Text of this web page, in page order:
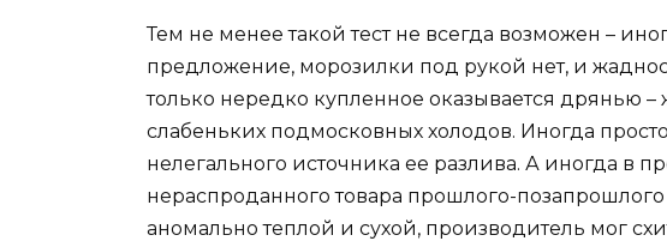
Тем не менее такой тест не всегда возможен –
предложение, морозилки под рукой нет, и
только нередко купленное оказывается дрянью
слабеньких подмосковных холодов. Иногда
нелегального источника ее разлива. А иногда в
нераспроданного товара прошлого-
аномально теплой и сухой, производитель мог